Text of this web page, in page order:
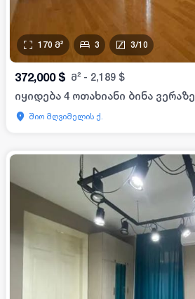
170 მ² 3 3/10
372,000 $ მ² - 2,189 $
იყიდება 4 ოთახიანი ბინა ვერაზე
შიო მღვიმელის ქ.